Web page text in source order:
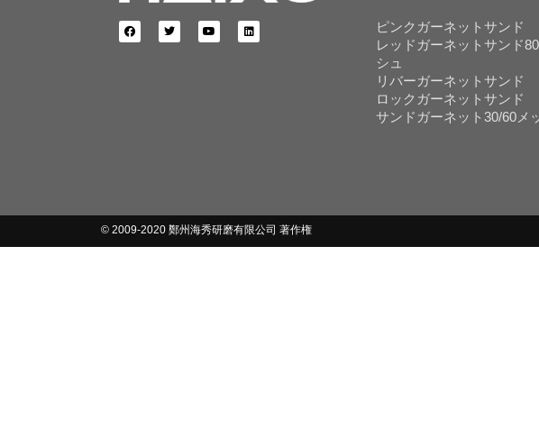
ピンクガーネットサンド
レッドガーネットサンド
シュ
リバーガーネットサンド
ロックガーネットサンド
サンドガーネット30/60メ
© 2009-2020 鄭州海秀研磨有限公司 著作権